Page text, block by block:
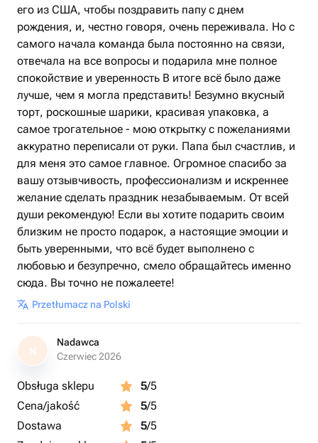
его из США, чтобы поздравить папу с днем
рождения, и, честно говоря, очень переживала. Но с
самого начала команда была постоянно на связи,
отвечала на все вопросы и подарила мне полное
спокойствие и уверенность В итоге всё было даже
лучше, чем я могла представить! Безумно вкусный
торт, роскошные шарики, красивая упаковка, а
самое трогательное - мою открытку с пожеланиями
аккуратно переписали от руки. Папа был счастлив, и
для меня это самое главное. Огромное спасибо за
вашу отзывчивость, профессионализм и искреннее
желание сделать праздник незабываемым. От всей
души рекомендую! Если вы хотите подарить своим
близким не просто подарок, а настоящие эмоции и
быть уверенными, что всё будет выполнено с
любовью и безупречно, смело обращайтесь именно
сюда. Вы точно не пожалеете!
Przetłumacz na Polski
N
Nadawca
Czerwiec 2026
Obsługa sklepu 5/5
Cena/jakość
5/5
Dostawa
5/5